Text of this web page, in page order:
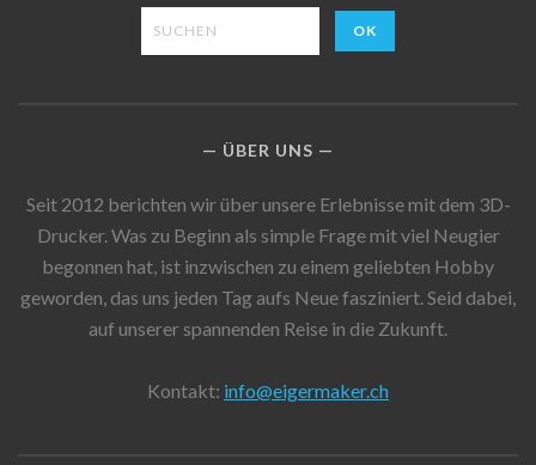
ÜBER UNS
Seit 2012 berichten wir über unsere Erlebnisse mit dem 3D-
Drucker. Was zu Beginn als simple Frage mit viel Neugier
begonnen hat, ist inzwischen zu einem geliebten Hobby
geworden, das uns jeden Tag aufs Neue fasziniert. Seid dabei,
auf unserer spannenden Reise in die Zukunft.
Kontakt: info@eigermaker.ch